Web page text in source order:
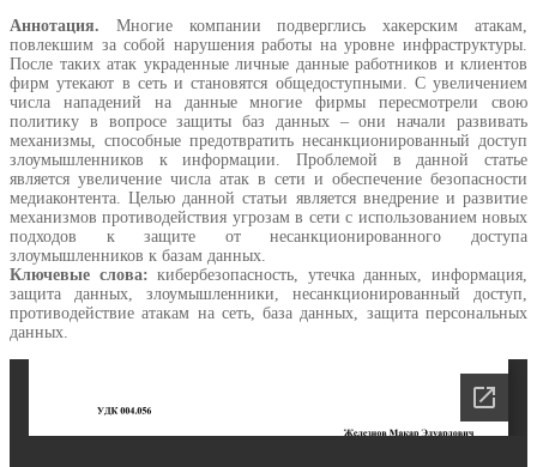
Аннотация. Многие компании подверглись хакерским атакам,
повлекшим за собой нарушения работы на уровне инфраструктуры.
После таких атак украденные личные данные работников и клиентов
фирм утекают в сеть и становятся общедоступными. С увеличением
числа нападений на данные многие фирмы пересмотрели свою
политику в вопросе защиты баз данных – они начали развивать
механизмы, способные предотвратить несанкционированный доступ
злоумышленников к информации. Проблемой в данной статье
является увеличение числа атак в сети и обеспечение безопасности
медиаконтента. Целью данной статьи является внедрение и развитие
механизмов противодействия угрозам в сети с использованием новых
подходов к защите от несанкционированного доступа
злоумышленников к базам данных.
Ключевые слова: кибербезопасность, утечка данных, информация,
защита данных, злоумышленники, несанкционированный доступ,
противодействие атакам на сеть, база данных, защита персональных
данных.